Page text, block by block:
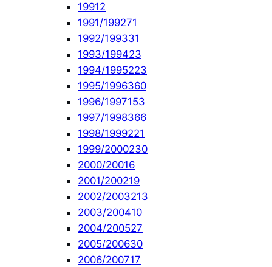
19912
1991/199271
1992/199331
1993/199423
1994/1995223
1995/1996360
1996/1997153
1997/1998366
1998/1999221
1999/2000230
2000/20016
2001/200219
2002/2003213
2003/200410
2004/200527
2005/200630
2006/200717